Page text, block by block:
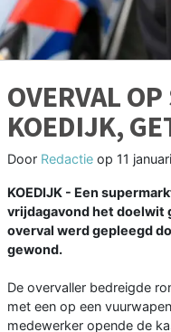
OVERVAL
KOEDIJK,
Door Redactie op 11
KOEDIJK - Een
vrijdagavond het doelwit
overval werd gepleegd
gewond.
De overvaller bedreigde
met een op een
medewerker opende de